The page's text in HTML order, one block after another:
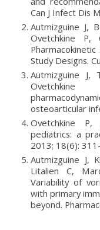
Can J Infect Dis
Autmizguine J,
Ovetchkine P,
Study Designs.
Autmizguine
osteoarticular
Ovetchkine
pediatrics: a
2013; 18(6):
Autmizguine J,
Litalien C,
Variability of
with primary
beyond.